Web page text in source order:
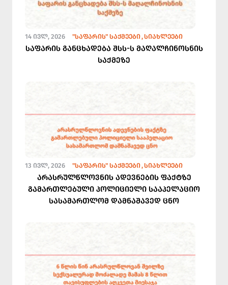
14 ᲘᲕᲚ, 2026 "ᲡᲐᲤᲐᲠᲘᲡ" ᲡᲐᲥᲛᲔᲔᲑᲘ ᲡᲘᲐᲮᲚᲔᲔᲑᲘ
საფარის განცხადება შსს-ს მაღალჩინოსნის
საქმეზე
13 ᲘᲕᲚ, 2026 "ᲡᲐᲤᲐᲠᲘᲡ" ᲡᲐᲥᲛᲔᲔᲑᲘ ᲡᲘᲐᲮᲚᲔᲔᲑᲘ
არასრულწლოვნის ადევნების ფაქტზე
გამართლებული პოლიციელი სააპელაციო
სასამართლომ დამნაშავედ ცნო